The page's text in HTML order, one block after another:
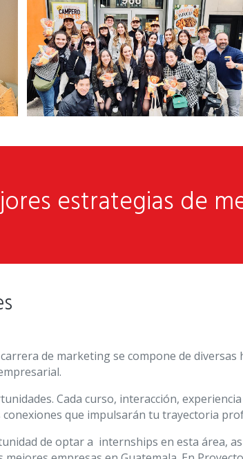
estrategias de
de marketing se compone de diversas
Cada curso, interacción,
que impulsarán tu trayectoria
de optar a internships en esta área,